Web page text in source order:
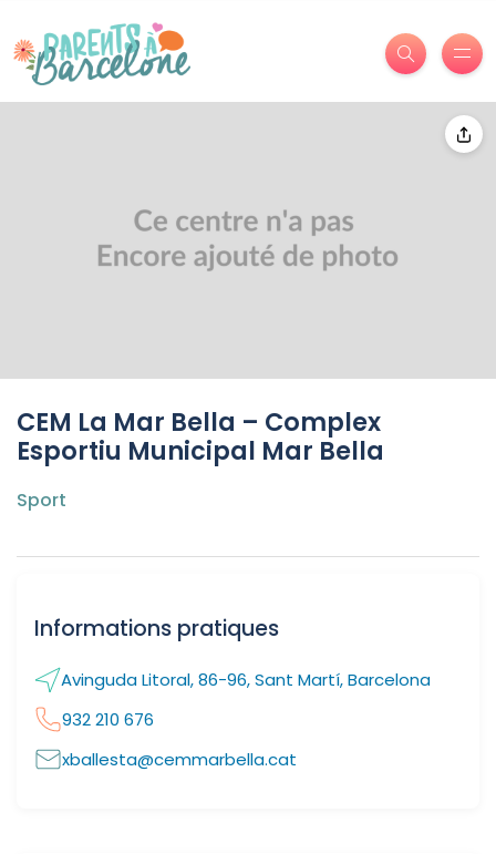
CEM La Mar Bella – Complex
Esportiu Municipal Mar Bella
Sport
Informations pratiques
Avinguda Litoral, 86-96, Sant Martí, Barcelona
932 210 676
xballesta@cemmarbella.cat